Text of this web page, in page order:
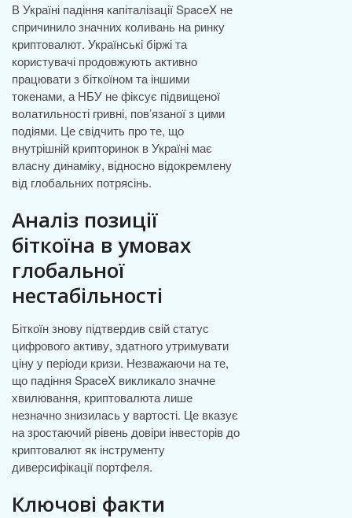
В Україні падіння капіталізації SpaceX не
спричинило значних коливань на ринку
криптовалют. Українські біржі та
користувачі продовжують активно
працювати з біткоїном та іншими
токенами, а НБУ не фіксує підвищеної
волатильності гривні, пов’язаної з цими
подіями. Це свідчить про те, що
внутрішній крипторинок в Україні має
власну динаміку, відносно відокремлену
від глобальних потрясінь.
Аналіз позиції
біткоїна в умовах
глобальної
нестабільності
Біткоїн знову підтвердив свій статус
цифрового активу, здатного утримувати
ціну у періоди кризи. Незважаючи на те,
що падіння SpaceX викликало значне
хвилювання, криптовалюта лише
незначно знизилась у вартості. Це вказує
на зростаючий рівень довіри інвесторів до
криптовалют як інструменту
диверсифікації портфеля.
Ключові факти